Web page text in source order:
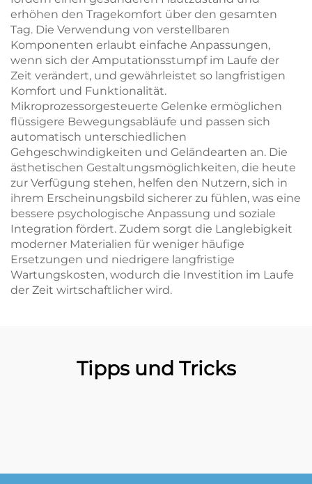
erhöhen den Tragekomfort über den gesamten
Tag. Die Verwendung von verstellbaren
Komponenten erlaubt einfache Anpassungen,
wenn sich der Amputationsstumpf im Laufe der
Zeit verändert, und gewährleistet so langfristigen
Komfort und Funktionalität.
Mikroprozessorgesteuerte Gelenke ermöglichen
flüssigere Bewegungsabläufe und passen sich
automatisch unterschiedlichen
Gehgeschwindigkeiten und Geländearten an. Die
ästhetischen Gestaltungsmöglichkeiten, die heute
zur Verfügung stehen, helfen den Nutzern, sich in
ihrem Erscheinungsbild sicherer zu fühlen, was eine
bessere psychologische Anpassung und soziale
Integration fördert. Zudem sorgt die Langlebigkeit
moderner Materialien für weniger häufige
Ersetzungen und niedrigere langfristige
Wartungskosten, wodurch die Investition im Laufe
der Zeit wirtschaftlicher wird.
Tipps und Tricks